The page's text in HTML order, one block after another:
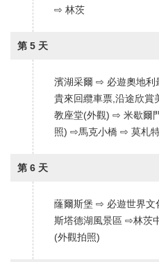
⇨ 林茨
第 5 天
濱湖采爾 ⇨ 必遊奧地利
貴來回纜車票,沿途欣
教座堂(外觀) ⇨ 米歇爾
照) ⇨馬克小橋 ⇨ 莫札
第 6 天
蕯爾斯堡 ⇨ 必遊世界
斯塔德湖風景區 ⇨林茨
(外觀拍照)